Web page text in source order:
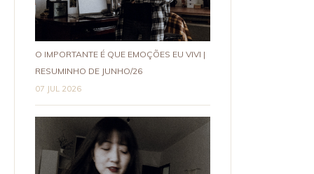
O IMPORTANTE É QUE EMOÇÕES EU VIVI |
RESUMINHO DE JUNHO/26
07 JUL 2026